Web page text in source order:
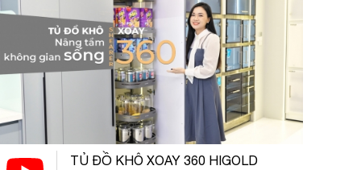
TỦ ĐỒ KHÔ XOAY 360 HIGOLD